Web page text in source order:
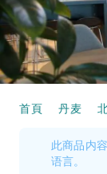
首頁 丹麦
此商品内
语言。